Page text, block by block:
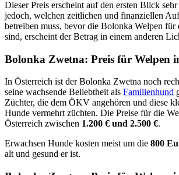
Dieser Preis erscheint auf den ersten Blick
jedoch, welchen zeitlichen und finanziellen
betreiben muss, bevor die Bolonka Welpen für
sind, erscheint der Betrag in einem anderen
Bolonka Zwetna: Preis für Welpen
In Österreich ist der Bolonka Zwetna noch
seine wachsende Beliebtheit als Familienhund
Züchter, die dem ÖKV angehören und diese
Hunde vermehrt züchten. Die Preise für die
Österreich zwischen 1.200 € und 2.500 €.
Erwachsen Hunde kosten meist um die 800
alt und gesund er ist.